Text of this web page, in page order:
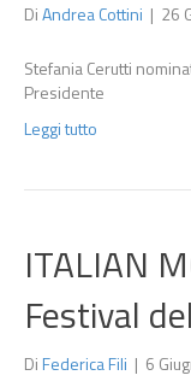
DiAndrea Cottini | 26
Stefania Cerutti
Presidente
Leggi tutto
ITALIAN
Festival
DiFederica Fili | 6